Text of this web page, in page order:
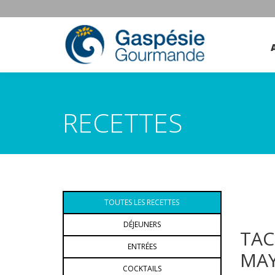
RECETTES
TOUTES LES RECETTES
DÉJEUNERS
ENTRÉES
COCKTAILS